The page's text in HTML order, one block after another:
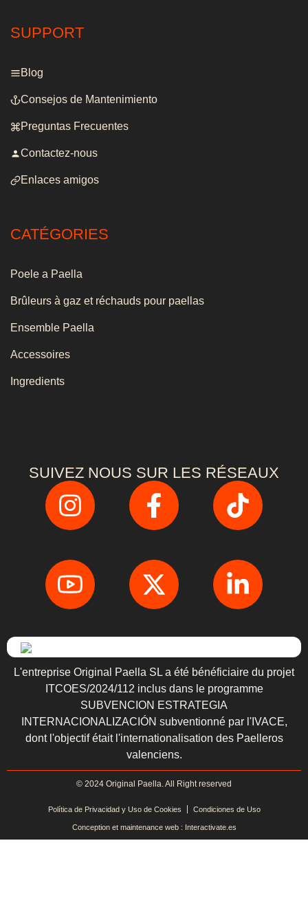
SUPPORT
Blog
Consejos de Mantenimiento
Preguntas Frecuentes
Contactez-nous
Enlaces amigos
CATÉGORIES
Poele a Paella
Brûleurs à gaz et réchauds pour paellas
Ensemble Paella
Accessoires
Ingredients
SUIVEZ NOUS SUR LES RÉSEAUX
L'entreprise Original Paella SL a été bénéficiaire du projet
ITCOES/2024/112 inclus dans le programme
SUBVENCION ESTRATEGIA
INTERNACIONALIZACIÓN subventionné par l'IVACE,
dont l'objectif était l'internationalisation des Paelleros
valenciens.
© 2024 Original Paella. All Right reserved
Política de Privacidad y Uso de Cookies Condiciones de Uso
Conception et maintenance web : Interactivate.es